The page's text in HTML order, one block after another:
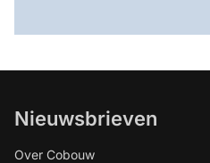
Nieuwsbrieven
Over Cobouw